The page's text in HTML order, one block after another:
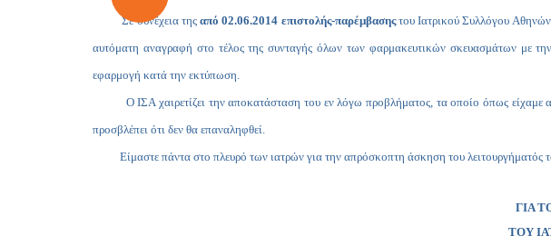
Σε συνέχεια τηςαπό 02.06.2014 επιστολής-παρέμβασηςτου Ιατρικού Συλλόγου
αυτόματη αναγραφή στο τέλος της συνταγής όλων των φαρμακευτικών σκευασμάτων με
εφαρμογή κατά την εκτύπωση.
Ο ΙΣΑ χαιρετίζει την αποκατάσταση του εν λόγω προβλήματος, τα οποίο όπως είχαμε
προσβλέπει ότι δεν θα επαναληφθεί.
Είμαστε πάντα στο πλευρό των ιατρών για την απρόσκοπτη άσκηση του λειτουργήματός
ΓΙΑ
ΤΟΥ